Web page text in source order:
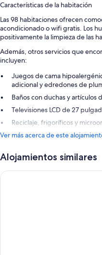
Características de la habitación
Las 98 habitaciones ofrecen
acondicionado o wifi gratis. Los
positivamente la limpieza de las
Además, otros servicios que
incluyen:
Juegos de cama
adicional y edredones de
Baños con duchas y
Televisiones LCD de 27
Reciclaje, frigoríficos y
Ver más acerca de este
Alojamientos similares
Wingate by Wyndham